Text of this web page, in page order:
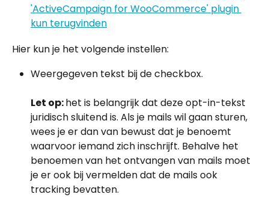
Hier kun je het volgende instellen:
Weergegeven tekst bij de checkbox.
Let op: het is belangrijk dat deze opt-in-tekst
juridisch sluitend is. Als je mails wil gaan sturen,
wees je er dan van bewust dat je benoemt
waarvoor iemand zich inschrijft. Behalve het
benoemen van het ontvangen van mails moet
je er ook bij vermelden dat de mails ook
tracking bevatten.